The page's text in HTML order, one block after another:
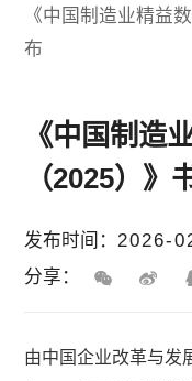
案例中心
关于爱波瑞
《中国制造业精益
布
《中国制造
（2025）》
发布时间：2026-
分享：
由中国企业改革与发